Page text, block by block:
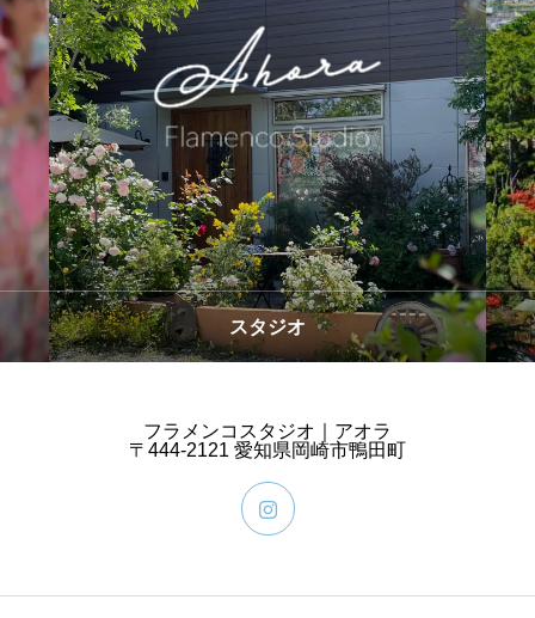
スタジオ
フラメンコスタジオ｜アオラ
〒444-2121 愛知県岡崎市鴨田町
CONTACT